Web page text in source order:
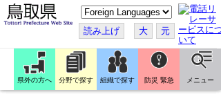
こ
の
ペ
ー
ジ
翻
訳
す
読み上げ 大 元
県外の方へ 分野で探す 組織で探す 防災 緊急 メニュー